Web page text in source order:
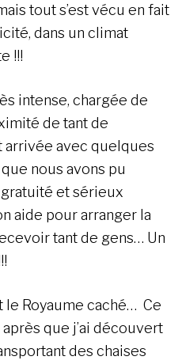
tout s’est vécu en fait
dans un climat
!!!
intense, chargée de
de tant de
arrivée avec quelques
nous avons pu
et sérieux
aide pour arranger la
tant de gens… Un
le Royaume caché… Ce
que j’ai découvert
des chaises